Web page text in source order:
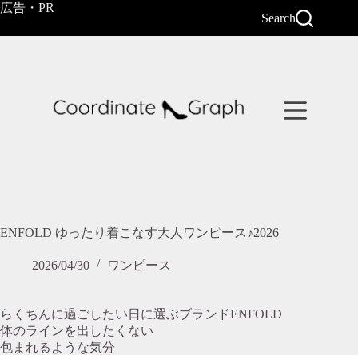
コ
テ
広告・PR
Search
ENFOLD ゆったり着こなす大人ワンピース♪2026
2026/04/30 ワンピース
らくちんに過ごしたい日に選ぶブランドENFOLD
体のラインを出したくない
包まれるような気分